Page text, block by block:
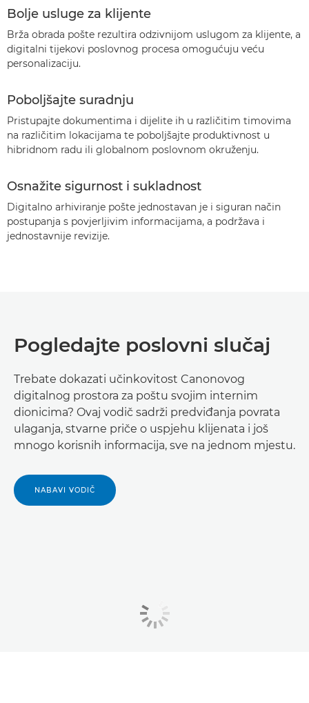
Bolje usluge za klijente
Brža obrada pošte rezultira odzivnijom uslugom za klijente, a
digitalni tijekovi poslovnog procesa omogućuju veću
personalizaciju.
Poboljšajte suradnju
Pristupajte dokumentima i dijelite ih u različitim timovima
na različitim lokacijama te poboljšajte produktivnost u
hibridnom radu ili globalnom poslovnom okruženju.
Osnažite sigurnost i sukladnost
Digitalno arhiviranje pošte jednostavan je i siguran način
postupanja s povjerljivim informacijama, a podržava i
jednostavnije revizije.
Pogledajte poslovni slučaj
Trebate dokazati učinkovitost Canonovog
digitalnog prostora za poštu svojim internim
dionicima? Ovaj vodič sadrži predviđanja povrata
ulaganja, stvarne priče o uspjehu klijenata i još
mnogo korisnih informacija, sve na jednom mjestu.
NABAVI VODIČ